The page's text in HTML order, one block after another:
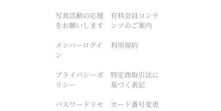
写真活動の応援
をお願いします
有料会員コンテ
ンツのご案内
メンバーログイ
ン
利用規約
プライバシーポ
リシー
特定商取引法に
基づく表記
パスワードリセ
カード番号変更